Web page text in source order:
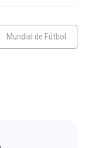
Mundial de Fútbol